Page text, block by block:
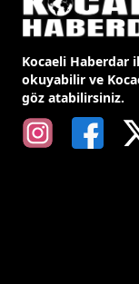
Kocaeli Haberdar
okuyabilir ve
göz atabilirsiniz.